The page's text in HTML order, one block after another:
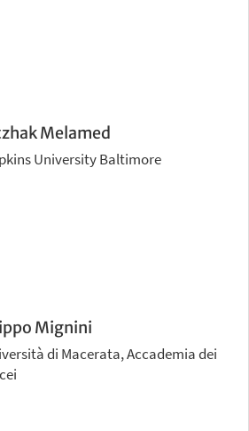
Melamed
University Baltimore
Mignini
di Macerata, Accademia dei